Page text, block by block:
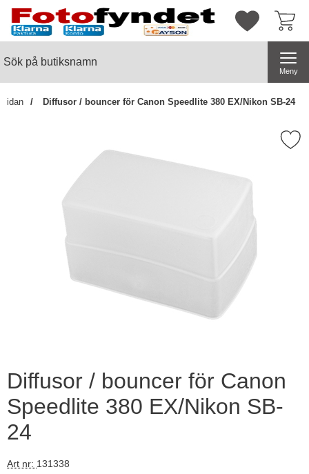
Startsidan för butiksnamn
Mina
Meny
Diffusor / bouncer för Canon Speedlite 380 EX/Nikon SB-24
Markera diffusor / bouncer för Canon
Diffusor / bouncer för Canon
Speedlite 380 EX/Nikon SB-
24
Art nr: 131338